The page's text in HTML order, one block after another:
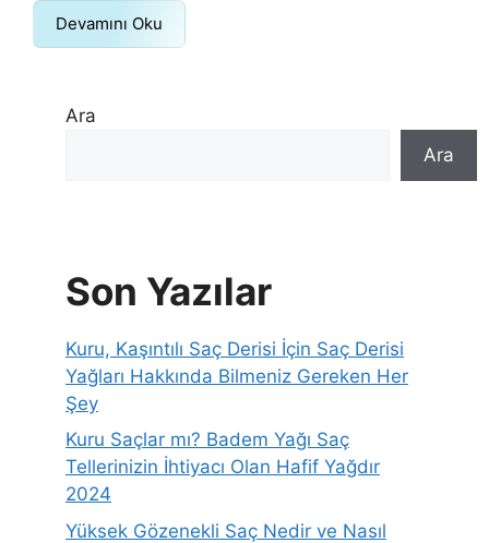
Devamını Oku
Ara
Ara
Son Yazılar
Kuru, Kaşıntılı Saç Derisi İçin Saç Derisi
Yağları Hakkında Bilmeniz Gereken Her
Şey
Kuru Saçlar mı? Badem Yağı Saç
Tellerinizin İhtiyacı Olan Hafif Yağdır
2024
Yüksek Gözenekli Saç Nedir ve Nasıl